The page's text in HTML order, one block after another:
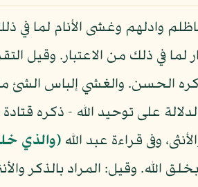
وادلهم وغشى الأنام لما
لما في ذلك من الاعتبار. وقيل
الحسن. والغشي إلباس الشئ
على توحيد الله - ذكره
وفى قراءة عبد الله (والذي
الله. وقيل: المراد بالذكر